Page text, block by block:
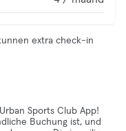
extra check-in
Sports Club App!
Buchung ist, und